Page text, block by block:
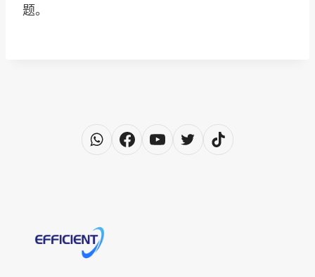
题。